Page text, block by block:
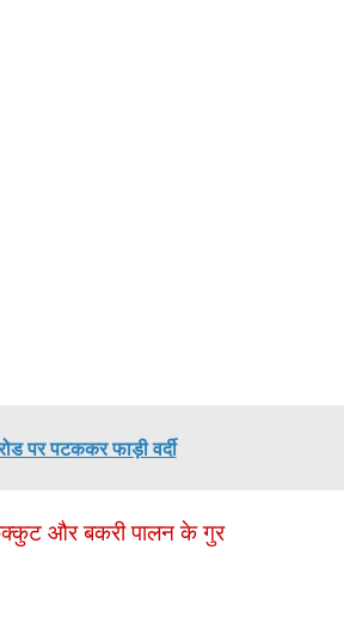
पर पटककर फाड़ी वर्दी
और बकरी पालन के गुर